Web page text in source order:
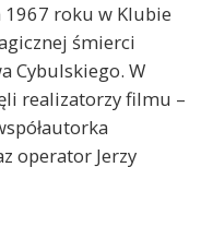
1967 roku w Klubie
śmierci
Cybulskiego. W
realizatorzy filmu –
operator Jerzy